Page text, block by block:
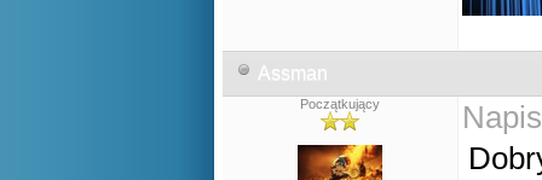
Assman
Początkujący